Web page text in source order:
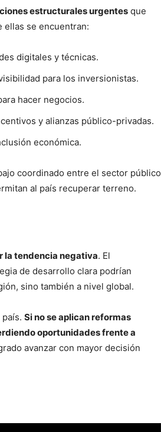
estructurales urgentes que
ellas se encuentran:
digitales y técnicas.
para los inversionistas.
hacer negocios.
y alianzas público-privadas.
económica.
coordinado entre el sector público
al país recuperar terreno.
la tendencia negativa. El
de desarrollo clara podrían
sino también a nivel global.
Si no se aplican reformas
oportunidades frente a
avanzar con mayor decisión